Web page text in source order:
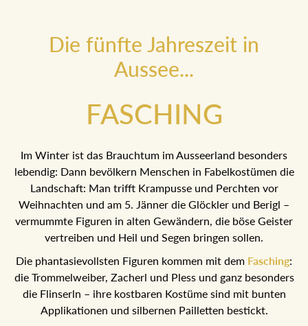
Die fünfte Jahreszeit in
Aussee...
FASCHING
Im Winter ist das Brauchtum im Ausseerland besonders
lebendig: Dann bevölkern Menschen in Fabelkostümen die
Landschaft: Man trifft Krampusse und Perchten vor
Weihnachten und am 5. Jänner die Glöckler und Berigl –
vermummte Figuren in alten Gewändern, die böse Geister
vertreiben und Heil und Segen bringen sollen.
Die phantasievollsten Figuren kommen mit dem Fasching:
die Trommelweiber, Zacherl und Pless und ganz besonders
die Flinserln – ihre kostbaren Kostüme sind mit bunten
Applikationen und silbernen Pailletten bestickt.